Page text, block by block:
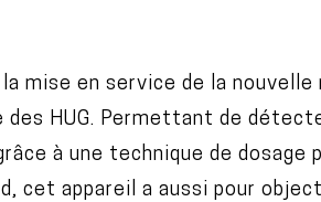
mise en service de la nouvelle
HUG. Permettant de
à une technique de
cet appareil a aussi pour